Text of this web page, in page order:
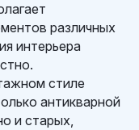
различных
интерьера
стиле
антикварной
и старых,